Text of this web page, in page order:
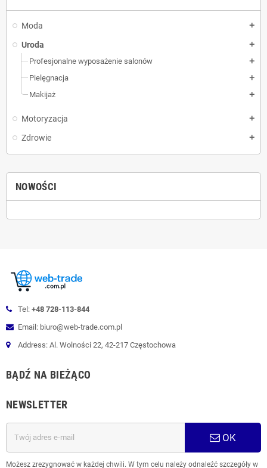
Moda add
Uroda add
Profesjonalne wyposażenie salonów add
Pielęgnacja add
Makijaż add
Motoryzacja add
Zdrowie add
NOWOŚCI
Tel: +48 728-113-844
Email: biuro@web-trade.com.pl
Address: Al. Wolności 22, 42-217 Częstochowa
BĄDŹ NA BIEŻĄCO
NEWSLETTER
OK
Możesz zrezygnować w każdej chwili. W tym celu należy odnaleźć szczegóły w